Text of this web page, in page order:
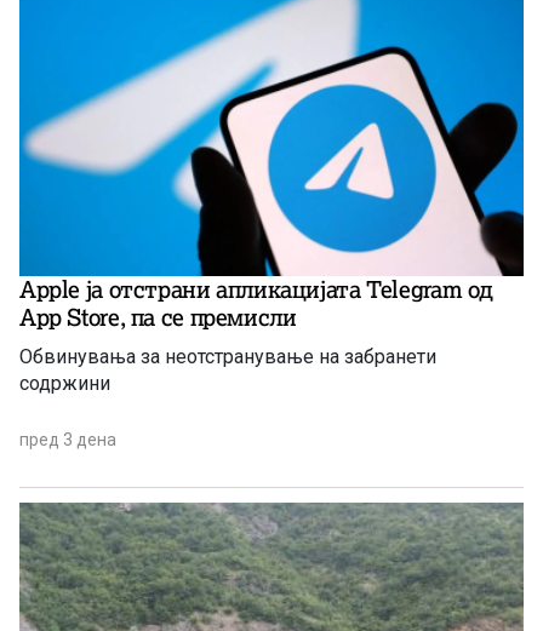
Apple ја отстрани апликацијата Telegram од
App Store, па се премисли
Обвинувања за неотстранување на забранети
содржини
пред 3 дена